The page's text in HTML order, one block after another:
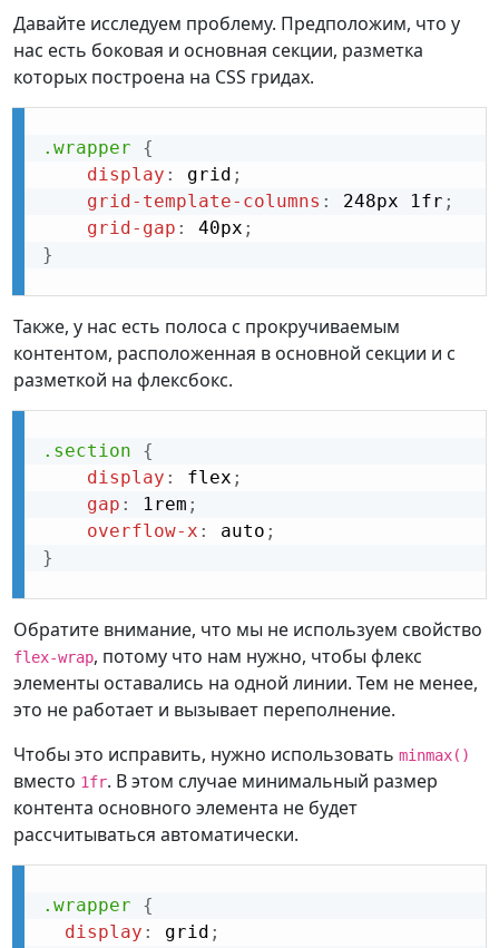
Давайте исследуем проблему. Предположим, что у
нас есть боковая и основная секции, разметка
которых построена на CSS гридах.
.wrapper
{
display : grid ;
grid-template-columns : 248px 1fr ;
grid-gap : 40px ;
}
Также, у нас есть полоса с прокручиваемым
контентом, расположенная в основной секции и с
разметкой на флексбокс.
.section
{
display : flex ;
gap : 1rem ;
overflow-x : auto ;
}
Обратите внимание, что мы не используем свойство
flex-wrap, потому что нам нужно, чтобы флекс
элементы оставались на одной линии. Тем не менее,
это не работает и вызывает переполнение.
Чтобы это исправить, нужно использовать minmax()
вместо 1fr. В этом случае минимальный размер
контента основного элемента не будет
рассчитываться автоматически.
.wrapper
{
display : grid ;